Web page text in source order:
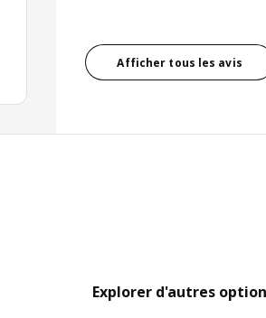
Afficher tous les avis
Explorer d'autres